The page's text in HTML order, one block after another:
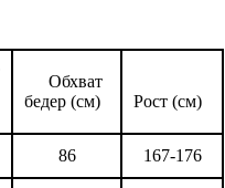
Обхват
бедер (см)
Рост (см)
86 167-176